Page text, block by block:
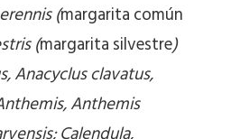
(margarita común
(margarita silvestre)
Anacyclus clavatus,
Anthemis